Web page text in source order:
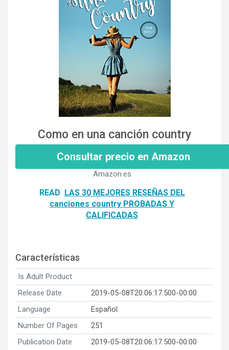
Como en una canción country
Consultar precio en Amazon
Amazon.es
READ LAS 30 MEJORES RESEÑAS DEL
canciones country PROBADAS Y
CALIFICADAS
Características
Is Adult Product
Release Date
2019-05-08T20:06:17.500-00:00
Language
Español
Number Of Pages
251
Publication Date
2019-05-08T20:06:17.500-00:00